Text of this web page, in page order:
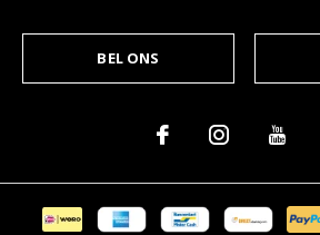
BEL ONS